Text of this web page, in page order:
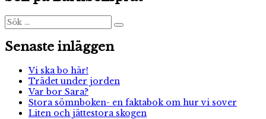
inlägg
Sök
efter:
Sök
Senaste inläggen
Vi ska bo här!
Trädet under jorden
Var bor Sara?
Stora sömnboken- en faktabok om hur vi sover
Liten och jättestora skogen